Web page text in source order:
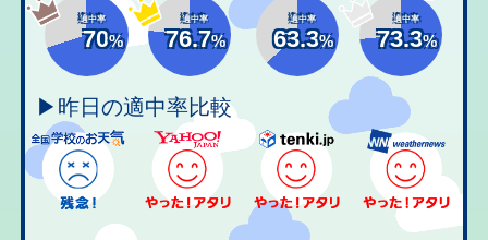
適中率
70%
適中率
76.7%
適中率
63.3%
適中率
73.3%
▶昨日の適中率比較